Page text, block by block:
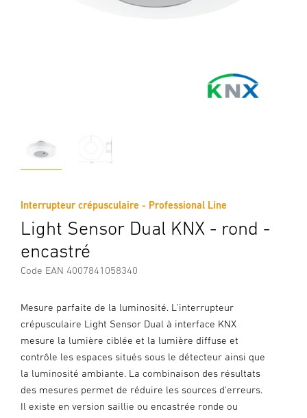
Interrupteur crépusculaire - Professional Line
Light Sensor Dual KNX - rond -
encastré
Code EAN 4007841058340
Mesure parfaite de la luminosité. L'interrupteur
crépusculaire Light Sensor Dual à interface KNX
mesure la lumière ciblée et la lumière diffuse et
contrôle les espaces situés sous le détecteur ainsi que
la luminosité ambiante. La combinaison des résultats
des mesures permet de réduire les sources d'erreurs.
Il existe en version saillie ou encastrée ronde ou